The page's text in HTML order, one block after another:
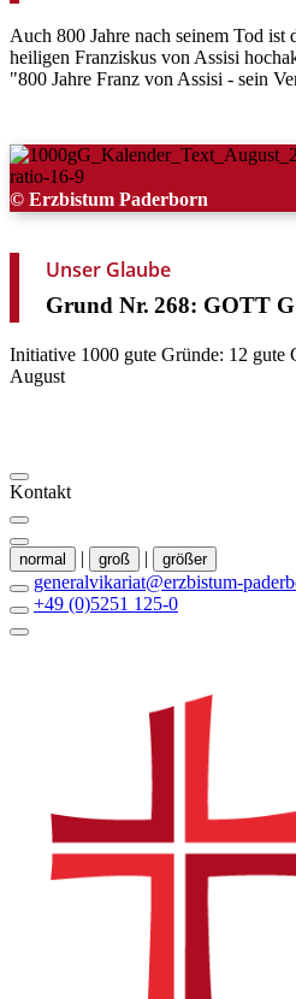
Auch 800 Jahre nach seinem Tod ist
heiligen Franziskus von Assisi
"800 Jahre Franz von Assisi - sein
© Erzbistum Paderborn
Unser Glaube
Grund Nr. 268: GOTT
Initiative 1000 gute Gründe: 12 gute
August
Kontakt
normal | groß | größer
generalvikariat@erzbistum-
+49 (0)5251 125-0